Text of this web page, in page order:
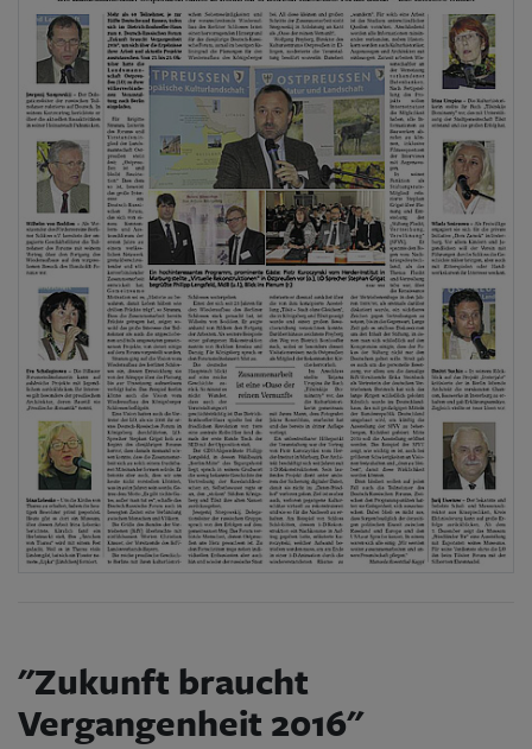
"Zukunft braucht
Vergangenheit 2016"